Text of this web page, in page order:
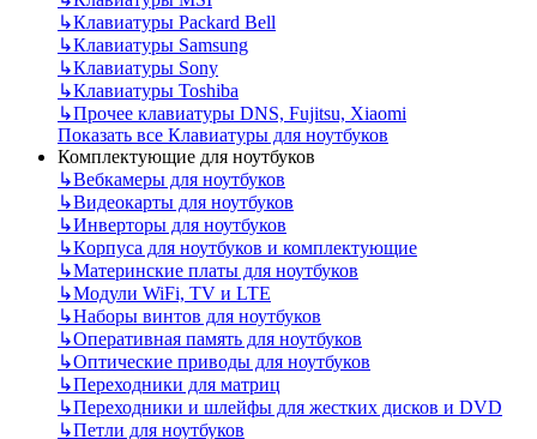
↳Клавиатуры Packard Bell
↳Клавиатуры Samsung
↳Клавиатуры Sony
↳Клавиатуры Toshiba
↳Прочее клавиатуры DNS, Fujitsu, Xiaomi
Показать все Клавиатуры для ноутбуков
Комплектующие для ноутбуков
↳Вебкамеры для ноутбуков
↳Видеокарты для ноутбуков
↳Инверторы для ноутбуков
↳Корпуса для ноутбуков и комплектующие
↳Материнские платы для ноутбуков
↳Модули WiFi, TV и LTE
↳Наборы винтов для ноутбуков
↳Оперативная память для ноутбуков
↳Оптические приводы для ноутбуков
↳Переходники для матриц
↳Переходники и шлейфы для жестких дисков и DVD
↳Петли для ноутбуков